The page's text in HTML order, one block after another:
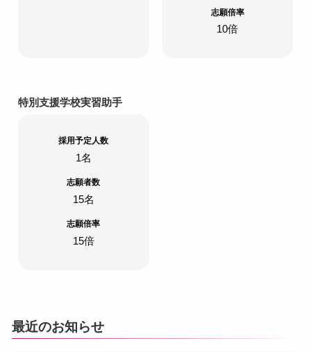
志願倍率
10倍
特別支援学校実習助手
採用予定人数
1名
志願者数
15名
志願倍率
15倍
最近のお知らせ